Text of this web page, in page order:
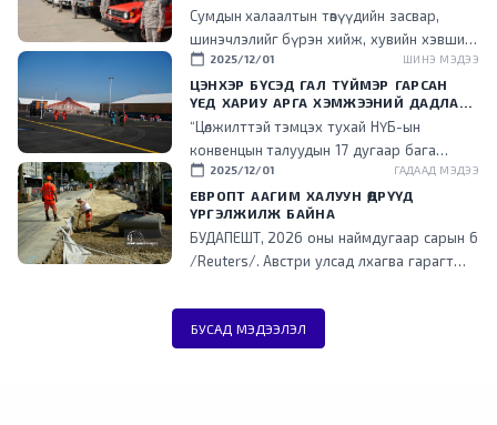
ХУВИЙН ХЭВШИЛ РҮҮ МЕНЕЖМЕНТИЙГ
НЬ ШИЛЖҮҮЛСЭН ГЭДГИЙГ ОНЦОЛЛОО
Сумдын халаалтын төвүүдийн засвар,
шинэчлэлийг бүрэн хийж, хувийн хэвшил
рүү менежментийг нь шилжүүлснээр
төрийн ачаалал буурч, эдийн засгийн үр
ашигтай ажиллаж эхэлсэн гэдгийг энэ
үеэр танилцууллаа.
calendar_today 2025/12/01 ШИНЭ МЭДЭЭ
ЦЭНХЭР БҮСЭД ГАЛ ТҮЙМЭР ГАРСАН
ҮЕД ХАРИУ АРГА ХЭМЖЭЭНИЙ ДАДЛАГА
СУРГУУЛИЙГ ЗОХИОН БАЙГУУЛЛАА
“Цөлжилттэй тэмцэх тухай НҮБ-ын
конвенцын талуудын 17 дугаар бага
хурал (COP17) зохион байгуулах цэнхэр
бүсэд гал түймэр гарсан үед хариу арга
хэмжээ зохион байгуулах дадлага,
сургуулийг зохион байгууллаа.
calendar_today 2025/12/01 ГАДААД МЭДЭЭ
ЕВРОПТ ААГИМ ХАЛУУН ӨДРҮҮД
ҮРГЭЛЖИЛЖ БАЙНА
БУДАПЕШТ, 2026 оны наймдугаар сарын 6
/Reuters/. Австри улсад лхагва гарагт
халжээ. Түүнчлэн аагим халуун, ган
гачгийн улмаас төв болон өмнөд Европт
ихээхэн хүндрэл үүсэж, Унгар улсад
БУСАД МЭДЭЭЛЭЛ